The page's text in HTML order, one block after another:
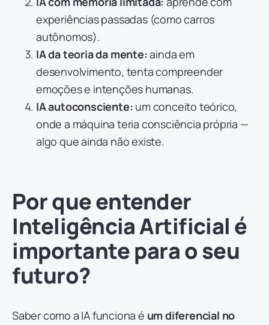
experiências passadas (como carros
autônomos).
IA da teoria da mente:ainda em
desenvolvimento, tenta compreender
emoções e intenções humanas.
IA autoconsciente: um conceito teórico,
onde a máquina teria consciência própria —
algo que ainda não existe.
Por que entender
Inteligência Artificial é
importante para o seu
futuro?
Saber como a IA funciona é um diferencial no